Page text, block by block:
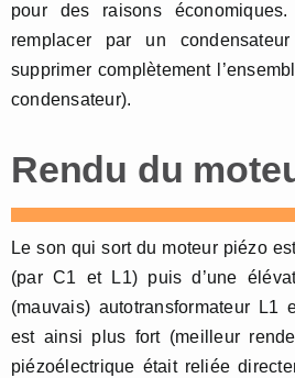
pour des raisons
remplacer par un
supprimer complètement
condensateur).
Rendu du
Le son qui sort du moteur piézo
(par C1 et L1) puis d’une
(mauvais) autotransformateur L1
est ainsi plus fort (meilleur
piézoélectrique était reliée